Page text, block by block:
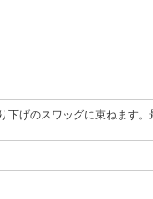
下げのスワッグに束ねます